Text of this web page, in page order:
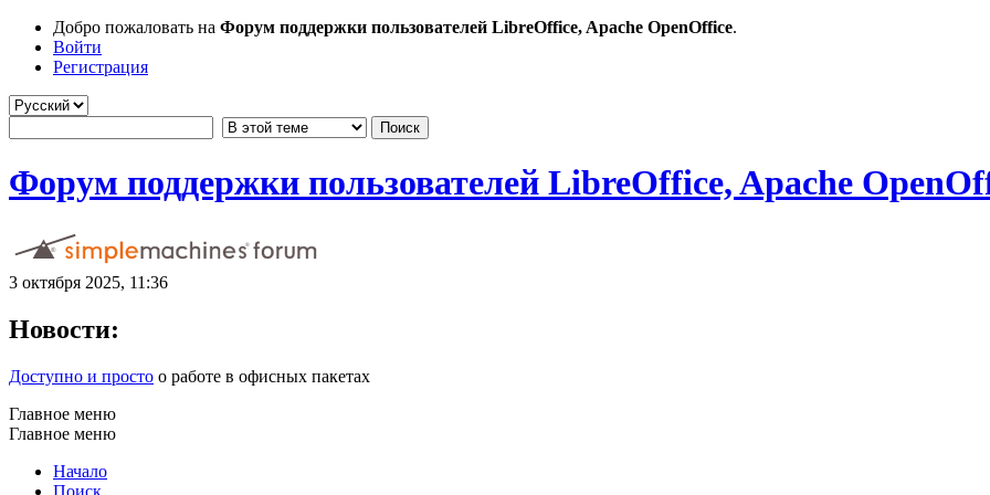
Добро пожаловать на Форум поддержки пользователей LibreOffice, Apache OpenOffice.
Войти
Регистрация
Форум поддержки пользователей LibreOffice, Apache
3 октября 2025, 11:36
Новости:
Доступно и просто о работе в офисных пакетах
Главное меню
Главное меню
Начало
Поиск